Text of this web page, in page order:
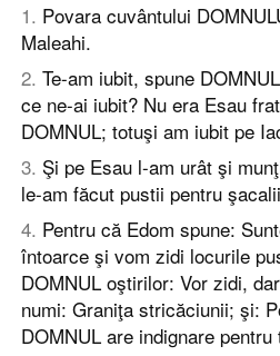
1. Povara cuvântului
Maleahi.
2. Te-am iubit, spune
ce ne-ai iubit? Nu era Esau
DOMNUL; totuşi am iubit pe
3. Şi pe Esau l-am urât şi
le-am făcut pustii pentru
4. Pentru că Edom spune:
întoarce şi vom zidi locurile
DOMNUL oştirilor: Vor zidi,
numi: Graniţa stricăciunii; şi:
DOMNUL are indignare pentru